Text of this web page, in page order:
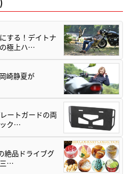
する！デイトナ
極上ハ…
崎静夏が
ートガードの両
ク…
絶品ドライブグ
三…